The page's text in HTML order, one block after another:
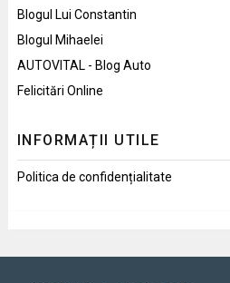
Blogul Lui Constantin
Blogul Mihaelei
AUTOVITAL - Blog Auto
Felicitări Online
INFORMAȚII UTILE
Politica de confidențialitate